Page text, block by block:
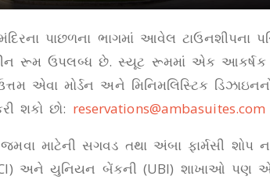
પાછળના ભાગમાં આવેલ ટાઉનશીપના
રૂમ ઉપલબ્ધ છે. સ્યૂટ રૂમમાં એક આકર્ષક
એવા મોર્ડન અને મિનિમલિસ્ટિક
શકો છો: reservations@ambasuites.com
જમવા માટેની સગવડ તથા અંબા ફાર્મસી
અને યુનિયન બેંકની (UBI) શાખાઓ પણ